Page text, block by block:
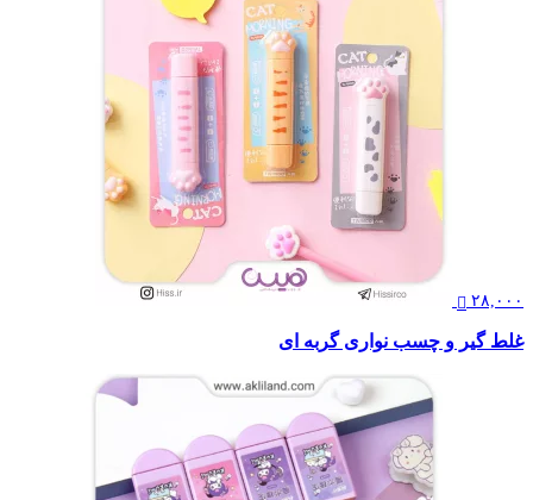
۲۸,۰۰۰
غلط گیر و چسب نواری گربه ای